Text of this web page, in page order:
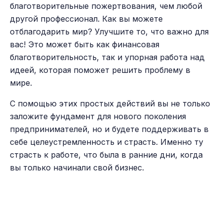
благотворительные пожертвования, чем любой
другой профессионал. Как вы можете
отблагодарить мир? Улучшите то, что важно для
вас! Это может быть как финансовая
благотворительность, так и упорная работа над
идеей, которая поможет решить проблему в
мире.
С помощью этих простых действий вы не только
заложите фундамент для нового поколения
предпринимателей, но и будете поддерживать в
себе целеустремленность и страсть. Именно ту
страсть к работе, что была в ранние дни, когда
вы только начинали свой бизнес.